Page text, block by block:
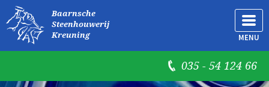
Baarnsche
Steenhouwerij
Kreuning
MENU
035 - 54 124 66